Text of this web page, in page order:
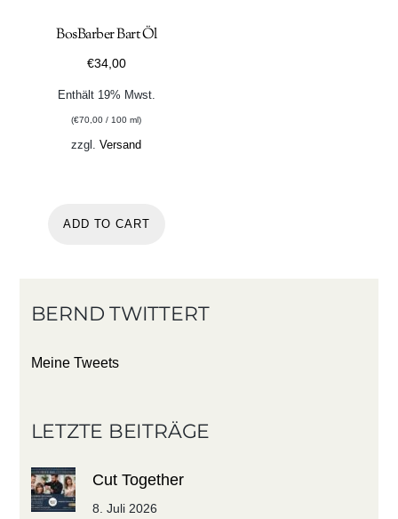
BosBarber Bart Öl
€34,00
Enthält 19% Mwst.
(€70,00 / 100 ml)
zzgl.Versand
ADD TO CART
BERND TWITTERT
Meine Tweets
LETZTE BEITRÄGE
Cut Together
8. Juli 2026